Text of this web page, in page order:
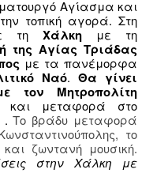
Αγίασμα και
τοπική αγορά. Στη
τη Χάλκη με τη
της Αγίας Τριάδας
με τα πανέμορφα
Ναό. Θα γίνει
τον Μητροπολίτη
και μεταφορά στο
.Το βράδυ μεταφορά
το
ζωντανή μουσική.
στην Χάλκη με